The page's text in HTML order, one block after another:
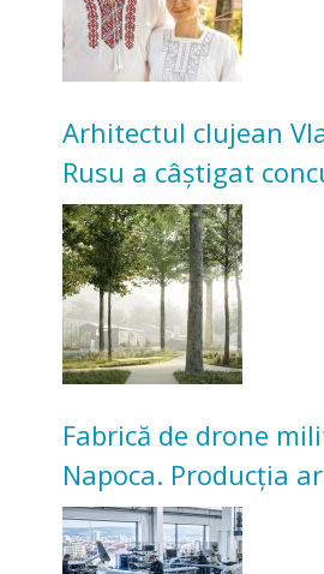
Arhitectul clujean
Rusu a câștigat
transformarea
Universitarilor
Fabrică de drone
Napoca. Producția
înceapă în toamna